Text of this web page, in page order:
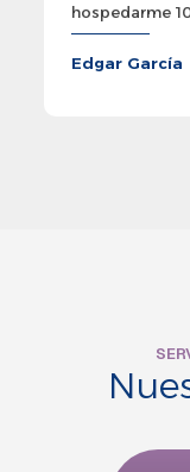
hospedarme
Edgar García